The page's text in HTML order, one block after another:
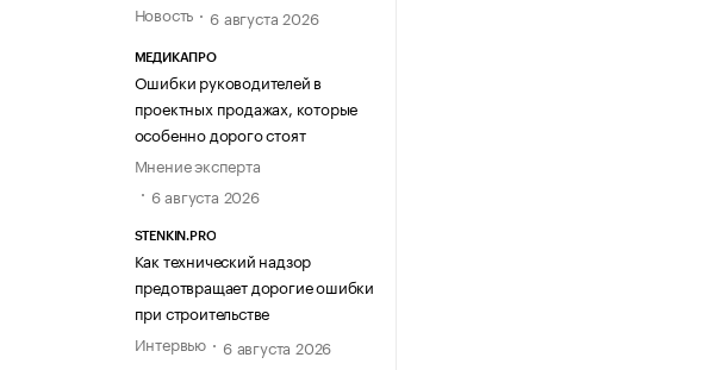
Новость
6 августа 2026
МЕДИКАПРО
Ошибки руководителей в
проектных продажах, которые
особенно дорого стоят
Мнение эксперта
6 августа 2026
STENKIN.PRO
Как технический надзор
предотвращает дорогие ошибки
при строительстве
Интервью
6 августа 2026